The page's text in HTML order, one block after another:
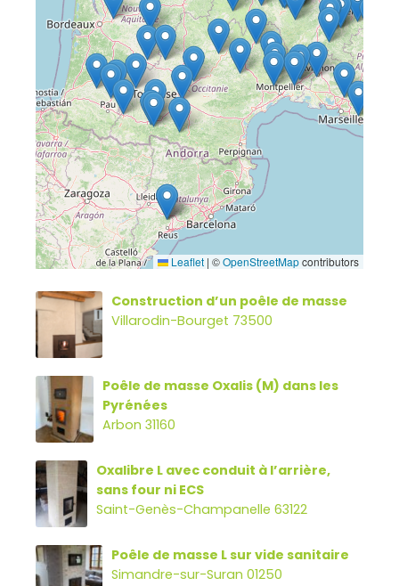
Leaflet | ©OpenStreetMapcontributors
Construction d’un poêle de masse
Villarodin-Bourget 73500
Poêle de masse Oxalis (M) dans les
Pyrénées
Arbon 31160
Oxalibre L avec conduit à l’arrière,
sans four ni ECS
Saint-Genès-Champanelle 63122
Poêle de masse L sur vide sanitaire
Simandre-sur-Suran 01250